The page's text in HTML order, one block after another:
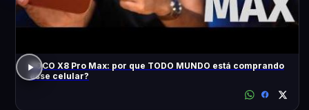
POCO X8 Pro Max: por que TODO MUNDO está comprando
esse celular?